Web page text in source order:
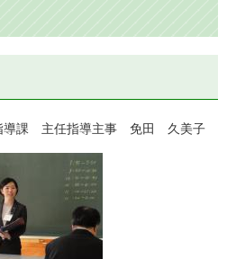
導課 主任指導主事 免田 久美子